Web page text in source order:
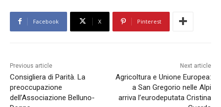
Facebook X Pinterest
Previous article
Consigliera di Parità. La
preoccupazione
dell’Associazione Belluno-
Next article
Agricoltura e Unione Europea:
a San Gregorio nelle Alpi
arriva l’eurodeputata Cristina